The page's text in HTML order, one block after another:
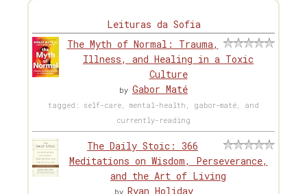
Leituras da Sofia
The Myth of Normal: Trauma,
Illness, and Healing in a Toxic
Culture
by Gabor Maté
tagged: self-care, mental-health, gabor-maté, and
currently-reading
The Daily Stoic: 366
Meditations on Wisdom, Perseverance,
and the Art of Living
Ryan Holiday